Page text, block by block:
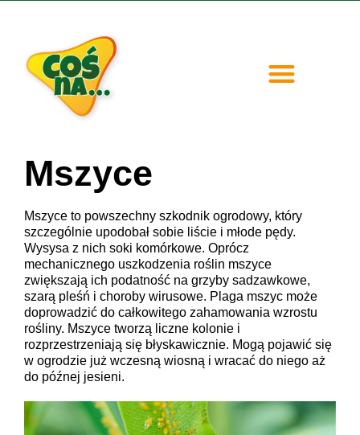
Mszyce
Mszyce to powszechny szkodnik ogrodowy, który
szczególnie upodobał sobie liście i młode pędy.
Wysysa z nich soki komórkowe. Oprócz
mechanicznego uszkodzenia roślin mszyce
zwiększają ich podatność na grzyby sadzawkowe,
szarą pleśń i choroby wirusowe. Plaga mszyc może
doprowadzić do całkowitego zahamowania wzrostu
rośliny. Mszyce tworzą liczne kolonie i
rozprzestrzeniają się błyskawicznie. Mogą pojawić się
w ogrodzie już wczesną wiosną i wracać do niego aż
do późnej jesieni.